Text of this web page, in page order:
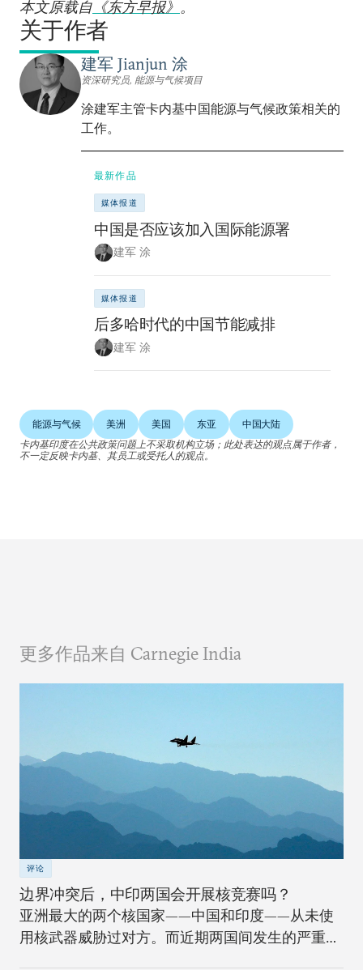
本文原载自 《东方早报》 。
关于作者
建军 Jianjun 涂
资深研究员, 能源与气候项目
涂建军主管卡内基中国能源与气候政策相关的
工作。
最新作品
媒体报道
中国是否应该加入国际能源署
建军 涂
媒体报道
后多哈时代的中国节能减排
建军 涂
能源与气候 美洲 美国 东亚
中国大陆
卡内基印度在公共政策问题上不采取机构立场；此处表达的观点属于作者，
不一定反映卡内基、其员工或受托人的观点。
更多作品来自 Carnegie India
评论
边界冲突后，中印两国会开展核竞赛吗？
亚洲最大的两个核国家——中国和印度——从未使
用核武器威胁过对方。而近期两国间发生的严重边